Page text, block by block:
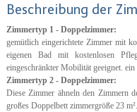
Beschreibung der
Zimmertyp 1 - Doppelzimmer:
gemütlich eingerichtete Zimmer mit
eigenen Bad mit kostenlosen
eingeschränkter Mobilität geeignet.
Zimmertyp 2 - Doppelzimmer:
Diese Zimmer ähneln den Zimmern
großes Doppelbett zimmergröße 23 m².